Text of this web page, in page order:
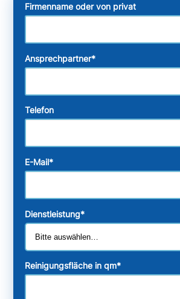
Firmenname oder von privat
Ansprechpartner*
Telefon
E-Mail*
Dienstleistung*
Reinigungsfläche in qm*